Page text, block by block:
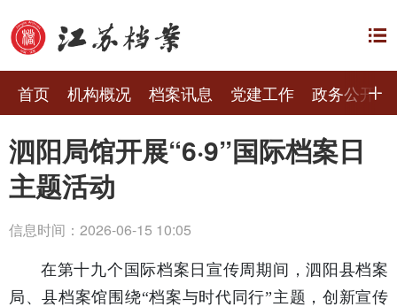
首页 机构概况 档案讯息 党建工作 政务公开
泗阳局馆开展“6·9”国际档案日
主题活动
信息时间：2026-06-15 10:05
在第十九个国际档案日宣传周期间，泗阳县档案
局、县档案馆围绕“档案与时代同行”主题，创新宣传